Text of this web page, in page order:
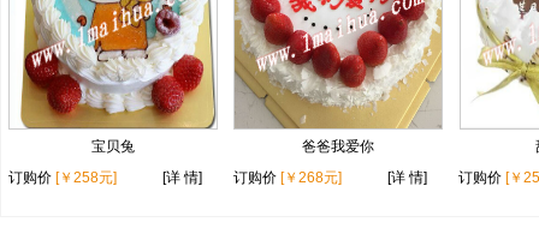
宝贝兔
订购价 [￥258元] [详 情]
爸爸我爱你
订购价 [￥268元] [详 情]
订购价 [￥